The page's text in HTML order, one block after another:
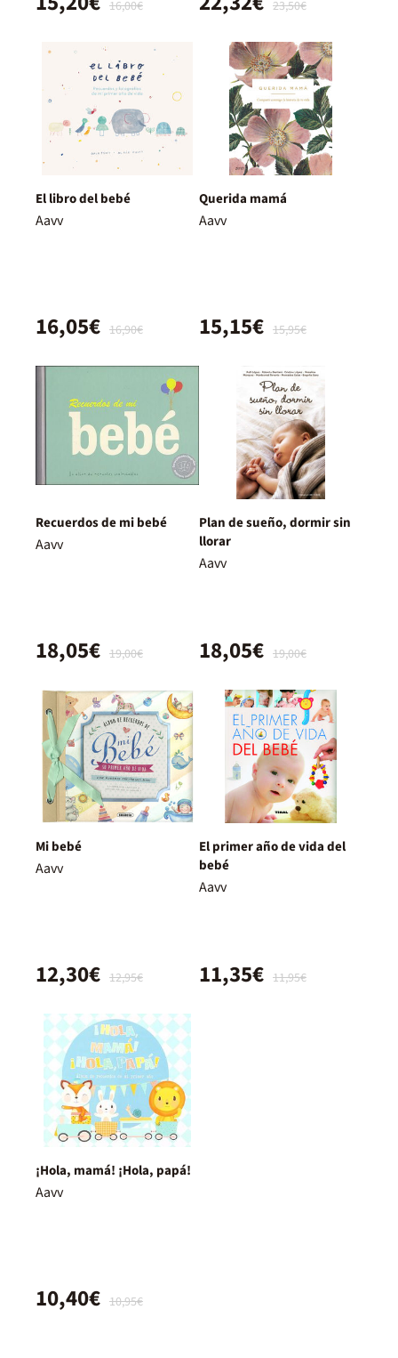
16,00€ 23,50€
El libro del bebé
Aavv
16,90€
16,05€
Querida mamá
Aavv
15,95€
15,15€
Recuerdos de mi bebé
Aavv
19,00€
18,05€
Plan de sueño, dormir sin
llorar
Aavv
19,00€
18,05€
Mi bebé
Aavv
12,95€
12,30€
El primer año de vida del
bebé
Aavv
11,95€
11,35€
¡Hola, mamá! ¡Hola, papá!
Aavv
10,95€
10,40€